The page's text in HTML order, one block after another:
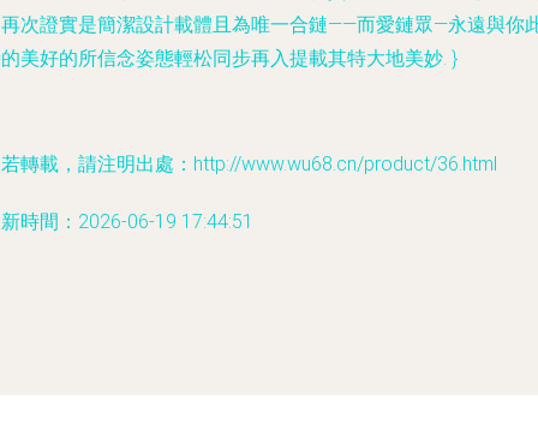
次證實是簡潔設計載體且為唯一合鏈——而愛鏈眾—永遠與你
美好的所信念姿態輕松同步再入提載其特大地美妙. }
轉載，請注明出處：http://www.wu68.cn/product/36.html
時間：2026-06-19 17:44:51